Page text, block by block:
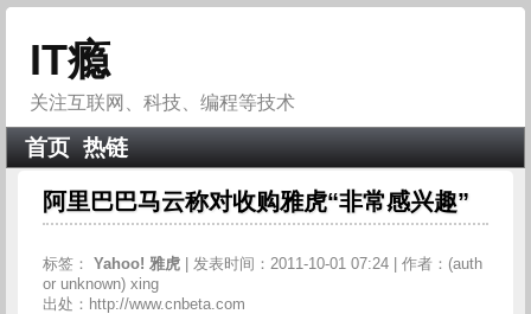
IT瘾
关注互联网、科技、编程等技术
首页 热链
阿里巴巴马云称对收购雅虎“非常感兴趣”
标签： Yahoo! 雅虎
| 发表时间：2011-10-01 07:24 | 作者：(auth
or unknown) xing
出处：http://www.cnbeta.com